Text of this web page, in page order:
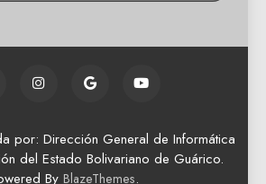
por: Dirección General de Informática
del Estado Bolivariano de Guárico.
By BlazeThemes.